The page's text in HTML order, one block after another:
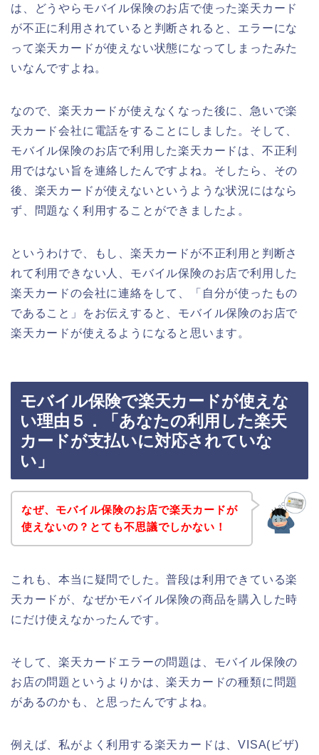
は、どうやらモバイル保険のお店で使った楽天カード
が不正に利用されていると判断されると、エラーにな
って楽天カードが使えない状態になってしまったみた
いなんですよね。
なので、楽天カードが使えなくなった後に、急いで楽
天カード会社に電話をすることにしました。そして、
モバイル保険のお店で利用した楽天カードは、不正利
用ではない旨を連絡したんですよね。そしたら、その
後、楽天カードが使えないというような状況にはなら
ず、問題なく利用することができましたよ。
というわけで、もし、楽天カードが不正利用と判断さ
れて利用できない人、モバイル保険のお店で利用した
楽天カードの会社に連絡をして、「自分が使ったもの
であること」をお伝えすると、モバイル保険のお店で
楽天カードが使えるようになると思います。
モバイル保険で楽天カードが使えな
い理由５．「あなたの利用した楽天
カードが支払いに対応されていな
い」
なぜ、モバイル保険のお店で楽天カードが
使えないの？とても不思議でしかない！
これも、本当に疑問でした。普段は利用できている楽
天カードが、なぜかモバイル保険の商品を購入した時
にだけ使えなかったんです。
そして、楽天カードエラーの問題は、モバイル保険の
お店の問題というよりかは、楽天カードの種類に問題
があるのかも、と思ったんですよね。
例えば、私がよく利用する楽天カードは、VISA(ビザ)